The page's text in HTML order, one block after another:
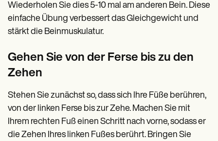
Wiederholen Sie dies 5-10 mal am anderen Bein. Diese
einfache Übung verbessert das Gleichgewicht und
stärkt die Beinmuskulatur.
Gehen Sie von der Ferse bis zu den
Zehen
Stehen Sie zunächst so, dass sich Ihre Füße berühren,
von der linken Ferse bis zur Zehe. Machen Sie mit
Ihrem rechten Fuß einen Schritt nach vorne, sodass er
die Zehen Ihres linken Fußes berührt. Bringen Sie